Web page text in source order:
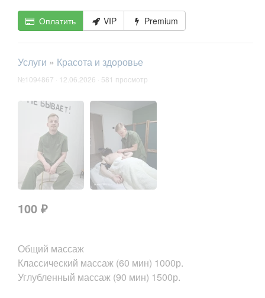
Оплатить VIP Premium
Услуги » Красота и здоровье
№1094867 · 12.06.2026 · 581 просмотр
100 ₽
Общий массаж
Классический массаж (60 мин) 1000р.
Углубленный массаж (90 мин) 1500р.